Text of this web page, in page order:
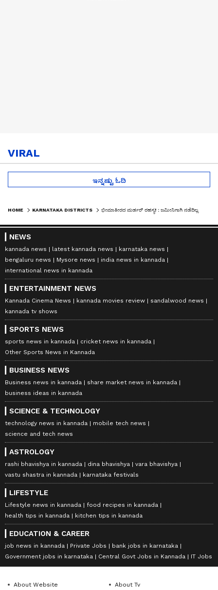
VIRAL
ಇನ್ನಷ್ಟು ಓದಿ
HOME KARNATAKA DISTRICTS
NEWS
kannada news latest kannada news
karnataka news
bengaluru news
Mysore news
india news in kannada
international news in kannada
ENTERTAINMENT NEWS
Kannada Cinema News kannada movies review
sandalwood news
kannada tv shows
SPORTS NEWS
sports news in kannada
cricket news in kannada
Other Sports News in Kannada
BUSINESS NEWS
Business news in kannada
share market news in kannada
business ideas in kannada
SCIENCE & TECHNOLOGY
technology news in kannada
mobile tech news
science and tech news
ASTROLOGY
rashi bhavishya in kannada dina bhavishya
vara bhavishya
vastu shastra in kannada
karnataka festivals
LIFESTYLE
Lifestyle news in kannada
food recipes in kannada
health tips in kannada
kitchen tips in kannada
EDUCATION & CAREER
job news in kannada Private Jobs
bank jobs in karnataka
Government jobs in karnataka
Central Govt Jobs in Kannada IT Jobs
About Website About Tv